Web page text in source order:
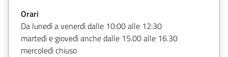
Orari
Da lunedì a venerdì dalle 10:00 alle 12:30
martedì e giovedì anche dalle 15.00 alle 16.30
mercoledì chiuso